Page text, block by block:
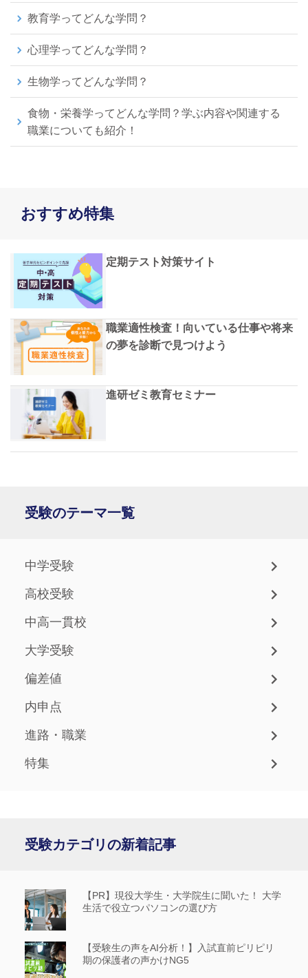
教育学ってどんな学問？
心理学ってどんな学問？
生物学ってどんな学問？
食物・栄養学ってどんな学問？学ぶ内容や関連する
職業についても紹介！
おすすめ特集
定期テスト対策サイト
職業適性検査！向いている仕事や将来
の夢を診断で見つけよう
進研ゼミ教育セミナー
受験のテーマ一覧
中学受験
高校受験
中高一貫校
大学受験
偏差値
内申点
進路・職業
特集
受験カテゴリの新着記事
【PR】現役大学生・大学院生に聞いた！ 大学
生活で役立つパソコンの選び方
【受験生の声をAI分析！】入試直前ピリピリ
期の保護者の声かけNG5